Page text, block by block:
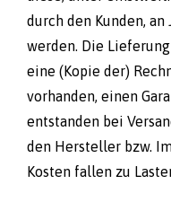
durch den Kunden,
werden. Die
eine (Kopie der)
vorhanden, einen
entstanden bei
den Hersteller bzw.
Kosten fallen zu